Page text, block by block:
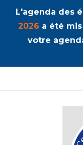
L'agenda des
2026 a été
votre